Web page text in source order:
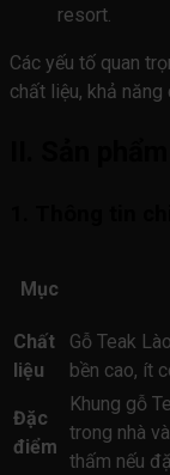
resort.
Các yếu tố quan
chất liệu, khả năng
Mục
Chất
liệu
Gỗ Teak
bền cao, ít
Đặc
điểm
Khung gỗ
trong nhà
thấm nếu